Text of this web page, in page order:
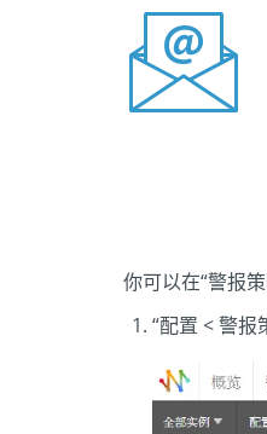
你可以在“警报
“配置 < 警报